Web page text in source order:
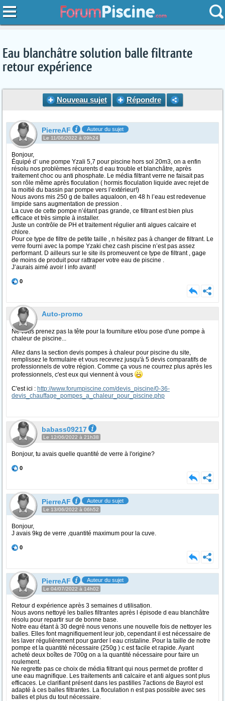
Eau blanchâtre solution balle filtrante
retour expérience
Nouveau sujet Répondre
PierreAF Auteur du sujet
Le 11/06/2022 à 09h24
Bonjour,
Équipé d’ une pompe Yzali 5,7 pour piscine hors sol 20m3, on a enfin
résolu nos problèmes récurents d eau trouble et blanchâtre, après
traitement choc ou anti phosphate. Le média filtrant verre ne faisait pas
son rôle même après floculation ( hormis floculation liquide avec rejet de
la moitié du bassin par pompe vers l’extérieur!)
Nous avons mis 250 g de balles aqualoon, en 48 h l’eau est redevenue
limpide sans augmentation de pression .
La cuve de cette pompe n’étant pas grande, ce filtrant est bien plus
efficace et très simple à installer.
Juste un contrôle de PH et traitement régulier anti algues calcaire et
chlore.
Pour ce type de filtre de petite taille , n hésitez pas à changer de filtrant. Le
verre fourni avec la pompe Yzaki chez cash piscine n’est pas assez
performant. D ailleurs sur le site ils promeuvent ce type de filtrant , gage
de moins de produit pour rattraper votre eau de piscine .
J’aurais aimé avoir l info avant!
0
Auto-promo
Ne vous prenez pas la tête pour la fourniture et/ou pose d'une pompe à
chaleur de piscine...
Allez dans la section devis pompes à chaleur pour piscine du site,
remplissez le formulaire et vous recevrez jusqu'à 5 devis comparatifs de
professionnels de votre région. Comme ça vous ne courrez plus après les
professionnels, c'est eux qui viennent à vous
C'est ici : http://www.forumpiscine.com/devis_piscine/0-36-
devis_chauffage_pompes_a_chaleur_pour_piscine.php
babass09217
Le 12/06/2022 à 21h38
Bonjour, tu avais quelle quantité de verre à l'origine?
0
PierreAF Auteur du sujet
Le 13/06/2022 à 06h52
Bonjour,
J avais 9kg de verre ,quantité maximum pour la cuve.
0
PierreAF Auteur du sujet
Le 04/07/2022 à 14h02
Retour d expérience après 3 semaines d utilisation.
Nous avons nettoyé les balles filtrantes après l épisode d eau blanchâtre
résolu pour repartir sur de bonne base.
Notre eau étant à 30 degré nous venons une nouvelle fois de nettoyer les
balles. Elles font magnifiquement leur job, cependant il est nécessaire de
les laver régulièrement pour garder l eau cristaline. Pour la taille de notre
pompe et la quantité nécessaire (250g ) c est facile et rapide. Ayant
acheté deux boîtes de 700g on a la quantité nécessaire pour faire un
roulement.
Ne regrette pas ce choix de média filtrant qui nous permet de profiter d
une eau magnifique. Les traitements anti calcaire et anti algues sont plus
efficaces. Le clarifiant présent dans les pastilles 7actions de Bayrol est
adapté à ces balles filtrantes. La floculation n est pas possible avec ses
balles et plus du tout nécessaire.